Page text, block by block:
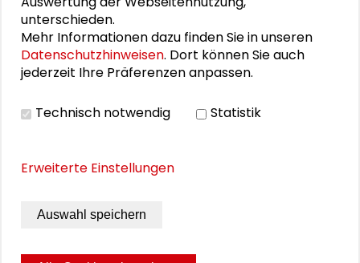
Dr. Martina Löw, das Sommercamp
sowie die Schader-Residence “UNO
& Jazz – The Sound of Dialogue”.
Schutzgebühr: kostenfrei
unterschieden.
Mehr Informationen dazu finden Sie in unseren
Datenschutzhinweisen. Dort können Sie auch
jederzeit Ihre Präferenzen anpassen.
Technisch notwendig Statistik
Erweiterte Einstellungen
Auswahl speichern